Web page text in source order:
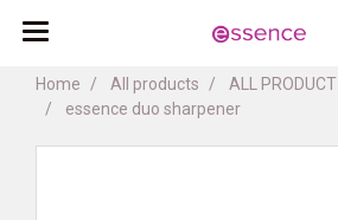
Home All products ALL PRODUCT
essence duo sharpener